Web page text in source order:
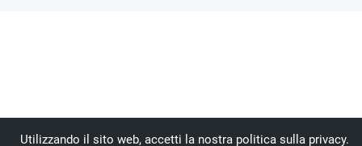
Utilizzando il sito web, accetti la nostra politica sulla privacy.